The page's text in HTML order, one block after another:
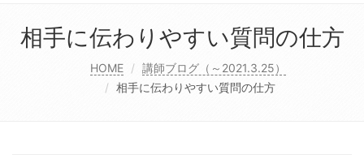
相手に伝わりやすい質問の仕方
HOME
講師ブログ（～2021.3.25）
相手に伝わりやすい質問の仕方